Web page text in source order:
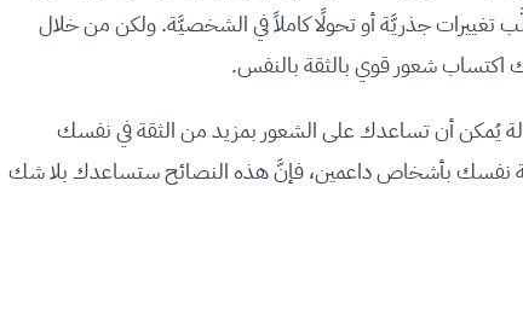
تغييرات جذريَّة أو تحولًا كاملاً في الشخصيَّة. ولكن من خلال
اكتساب شعور قوي بالثقة بالنفس.
يُمكن أن تساعدك على الشعور بمزيد من الثقة في نفسك
نفسك بأشخاص داعمين، فإنَّ هذه النصائح ستساعدك بلا شك